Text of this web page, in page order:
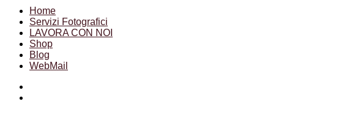
Home
Servizi Fotografici
LAVORA CON NOI
Shop
Blog
WebMail